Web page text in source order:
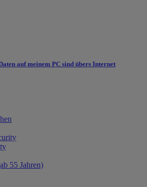
auf meinem PC sind übers Internet
55 Jahren)